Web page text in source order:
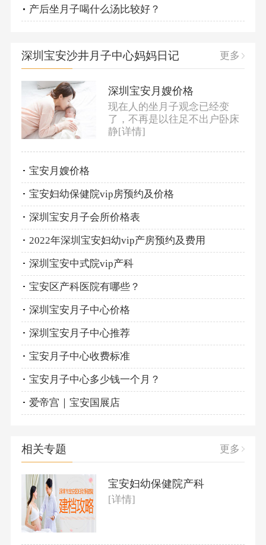
产后坐月子喝什么汤比较好？
深圳宝安沙井月子中心妈妈日记 更多
深圳宝安月嫂价格
现在人的坐月子观念已经变
了，不再是以往足不出户卧床
静[详情]
宝安月嫂价格
宝安妇幼保健院vip房预约及价格
深圳宝安月子会所价格表
2022年深圳宝安妇幼vip产房预约及费用
深圳宝安中式院vip产科
宝安区产科医院有哪些？
深圳宝安月子中心价格
深圳宝安月子中心推荐
宝安月子中心收费标准
宝安月子中心多少钱一个月？
爱帝宫｜宝安国展店
相关专题 更多
宝安妇幼保健院产科
[详情]